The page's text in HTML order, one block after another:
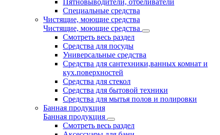
Пятновыводители, отбеливатели
Специальные средства
Чистящие, моющие средства
Чистящие, моющие средства
Смотреть весь раздел
Средства для посуды
Универсальные средства
Средства для сантехники,ванных комнат и
кух.поверхностей
Средства для стекол
Средства для бытовой техники
Средства для мытья полов и полировки
Банная продукция
Банная продукция
Смотреть весь раздел